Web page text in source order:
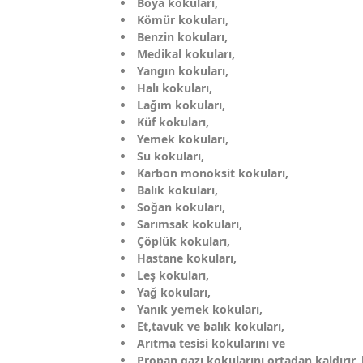
Boya kokuları,
Kömür kokuları,
Benzin kokuları,
Medikal kokuları,
Yangın kokuları,
Halı kokuları,
Lağım kokuları,
Küf kokuları,
Yemek kokuları,
Su kokuları,
Karbon monoksit kokuları,
Balık kokuları,
Soğan kokuları,
Sarımsak kokuları,
Çöplük kokuları,
Hastane kokuları,
Leş kokuları,
Yağ kokuları,
Yanık yemek kokuları,
Et,tavuk ve balık kokuları,
Arıtma tesisi kokularını ve